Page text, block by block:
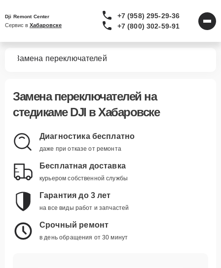
Dji Remont Center
Сервис в Хабаровске
+7 (958) 295-29-36
+7 (800) 302-59-91
Замена переключателей
Замена переключателей на
стедикаме DJI в Хабаровске
Диагностика бесплатно
даже при отказе от ремонта
Бесплатная доставка
курьером собственной службы
Гарантия до 3 лет
на все виды работ и запчастей
Срочный ремонт
в день обращения от 30 минут